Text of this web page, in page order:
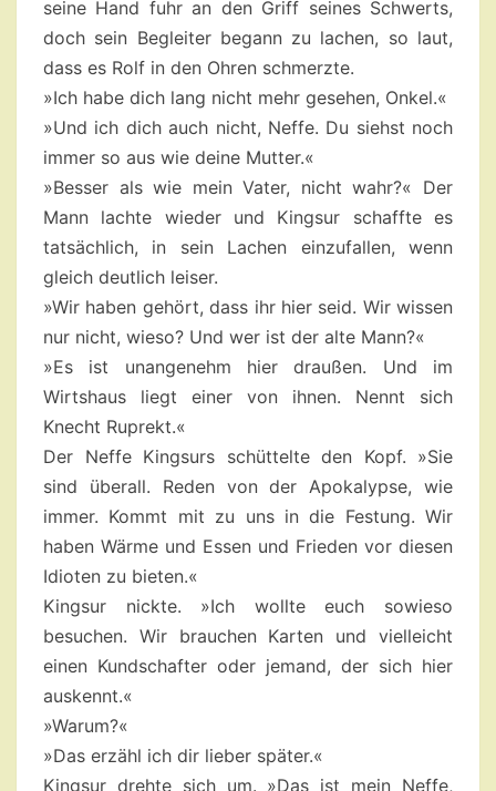
seine Hand fuhr an den Griff seines Schwerts,
doch sein Begleiter begann zu lachen, so laut,
dass es Rolf in den Ohren schmerzte.
»Ich habe dich lang nicht mehr gesehen, Onkel.«
»Und ich dich auch nicht, Neffe. Du siehst noch
immer so aus wie deine Mutter.«
»Besser als wie mein Vater, nicht wahr?« Der
Mann lachte wieder und Kingsur schaffte es
tatsächlich, in sein Lachen einzufallen, wenn
gleich deutlich leiser.
»Wir haben gehört, dass ihr hier seid. Wir wissen
nur nicht, wieso? Und wer ist der alte Mann?«
»Es ist unangenehm hier draußen. Und im
Wirtshaus liegt einer von ihnen. Nennt sich
Knecht Ruprekt.«
Der Neffe Kingsurs schüttelte den Kopf. »Sie
sind überall. Reden von der Apokalypse, wie
immer. Kommt mit zu uns in die Festung. Wir
haben Wärme und Essen und Frieden vor diesen
Idioten zu bieten.«
Kingsur nickte. »Ich wollte euch sowieso
besuchen. Wir brauchen Karten und vielleicht
einen Kundschafter oder jemand, der sich hier
auskennt.«
»Warum?«
»Das erzähl ich dir lieber später.«
Kingsur drehte sich um. »Das ist mein Neffe,